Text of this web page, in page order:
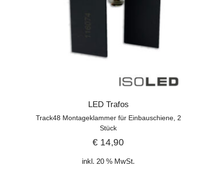
LED Trafos
Track48 Montageklammer für Einbauschiene, 2
Stück
€ 14,90
inkl. 20 % MwSt.